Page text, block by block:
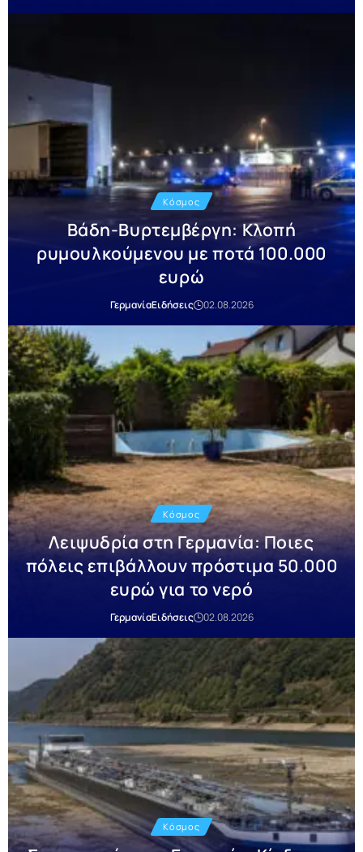
Κόσμος
Βάδη-Βυρτεμβέργη: Κλοπή
ρυμουλκούμενου με ποτά 100.000
ευρώ
ΓερμανίαΕιδήσεις 02.08.2026
Κόσμος
Λειψυδρία στη Γερμανία: Ποιες
πόλεις επιβάλλουν πρόστιμα 50.000
ευρώ για το νερό
ΓερμανίαΕιδήσεις 02.08.2026
Κόσμος